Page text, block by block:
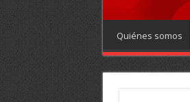
Quiénes somos